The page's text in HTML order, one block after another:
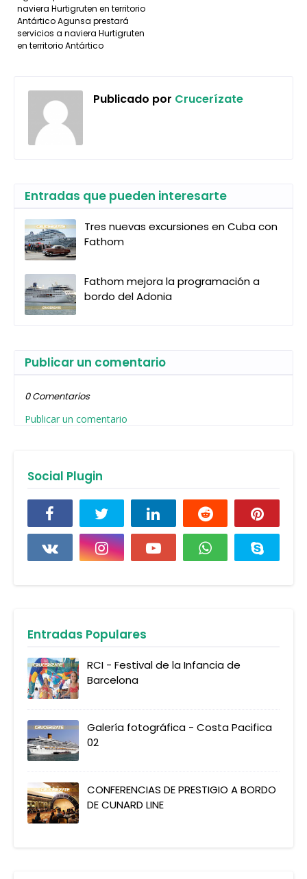
naviera Hurtigruten en territorio
Antártico Agunsa prestará
servicios a naviera Hurtigruten
en territorio Antártico
Publicado por Crucerízate
Entradas que pueden interesarte
Tres nuevas excursiones en Cuba con
Fathom
Fathom mejora la programación a
bordo del Adonia
Publicar un comentario
0 Comentarios
Publicar un comentario
Social Plugin
Entradas Populares
RCI - Festival de la Infancia de
Barcelona
Galería fotográfica - Costa Pacifica
02
CONFERENCIAS DE PRESTIGIO A BORDO
DE CUNARD LINE